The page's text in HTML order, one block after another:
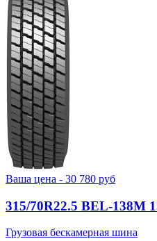
Ваша цена - 30 780 руб
315/70R22.5 BEL-138М
Грузовая бескамерная шина